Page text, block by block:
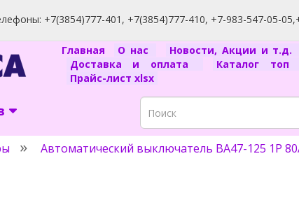
+7(3854)777-401, +7(3854)777-410, +7-983-547-05-
Главная О нас Новости, Акции и т.д.
Доставка и оплата
Каталог топ
Прайс-лист xlsx
Автоматический выключатель ВА47-125 1P